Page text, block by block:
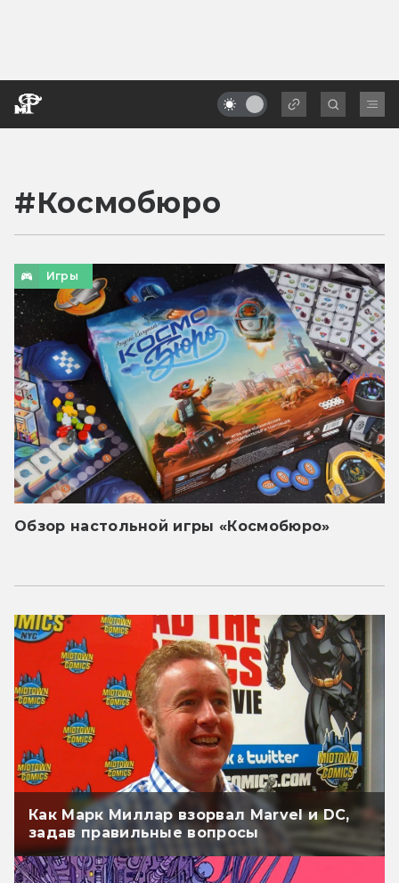
#Космобюро
Игры
Обзор настольной игры «Космобюро»
Как Марк Миллар взорвал Marvel и DC,
задав правильные вопросы